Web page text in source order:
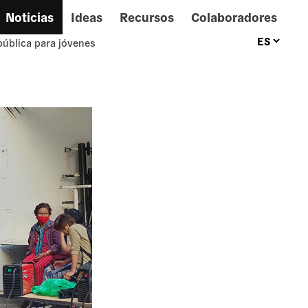
Noticias Ideas Recursos Colaboradores
para jóvenes